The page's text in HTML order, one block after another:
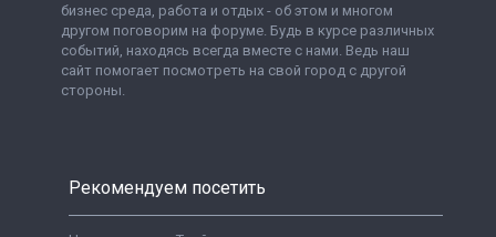
бизнес среда, работа и отдых - об этом и многом
другом поговорим на форуме. Будь в курсе различных
событий, находясь всегда вместе с нами. Ведь наш
сайт помогает посмотреть на свой город с другой
стороны.
Рекомендуем посетить